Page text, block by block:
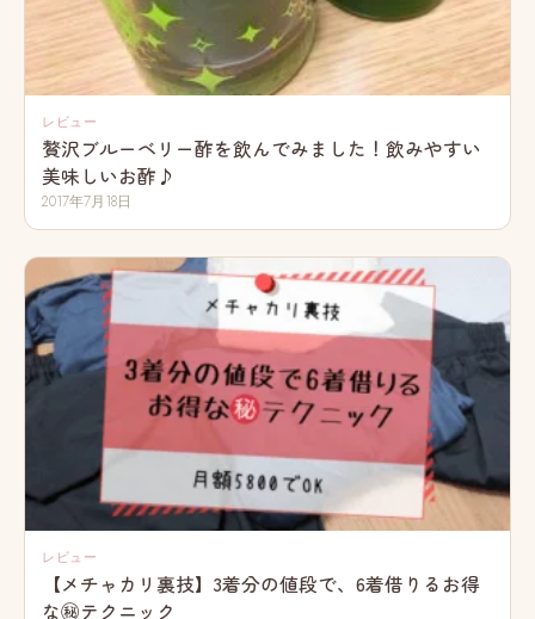
レビュー
贅沢ブルーベリー酢を飲んでみました！飲みやすい
美味しいお酢♪
2017年7月18日
レビュー
【メチャカリ裏技】3着分の値段で、6着借りるお得
な㊙テクニック